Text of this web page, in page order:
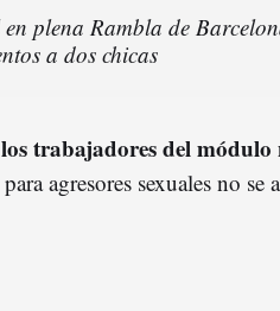
en plena Rambla de
a dos chicas
trabajadores del
agresores sexuales no se